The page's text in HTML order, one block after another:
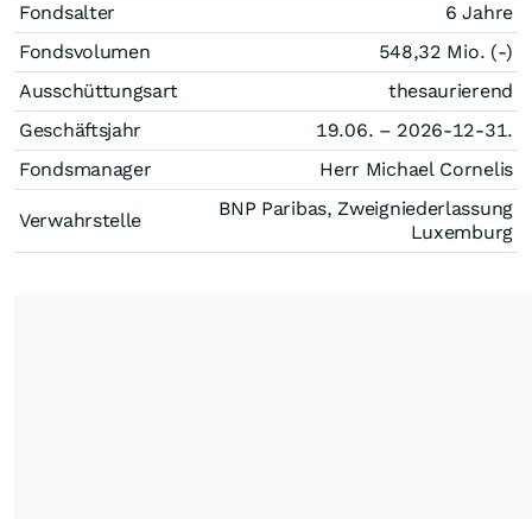
Fondsalter
6 Jahre
Fondsvolumen
548,32 Mio. (-)
Ausschüttungsart
thesaurierend
Geschäftsjahr
19.06. – 2026-12-31.
Fondsmanager
Herr Michael Cornelis
Verwahrstelle
BNP Paribas, Zweigniederlassung
Luxemburg